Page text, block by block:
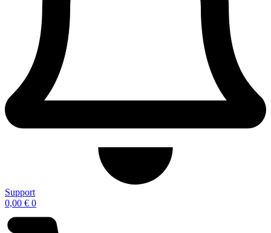
Support
0,00 € 0